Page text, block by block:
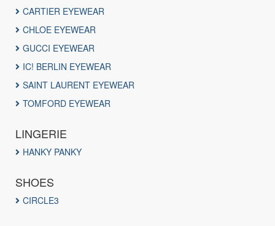
CARTIER EYEWEAR
CHLOE EYEWEAR
GUCCI EYEWEAR
IC! BERLIN EYEWEAR
SAINT LAURENT EYEWEAR
TOMFORD EYEWEAR
LINGERIE
HANKY PANKY
SHOES
CIRCLE3